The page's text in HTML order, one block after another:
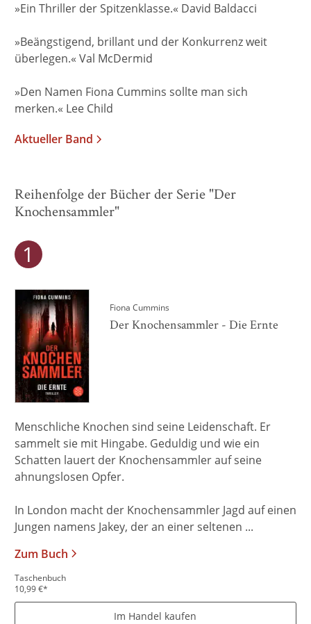
»Ein Thriller der Spitzenklasse.« David Baldacci
»Beängstigend, brillant und der Konkurrenz weit
überlegen.« Val McDermid
»Den Namen Fiona Cummins sollte man sich
merken.« Lee Child
Aktueller Band
Reihenfolge der Bücher der Serie "Der
Knochensammler"
Fiona Cummins
Der Knochensammler - Die Ernte
Menschliche Knochen sind seine Leidenschaft. Er
sammelt sie mit Hingabe. Geduldig und wie ein
Schatten lauert der Knochensammler auf seine
ahnungslosen Opfer.
In London macht der Knochensammler Jagd auf einen
Jungen namens Jakey, der an einer seltenen ...
Zum Buch
Taschenbuch
10,99€*
Im Handel kaufen